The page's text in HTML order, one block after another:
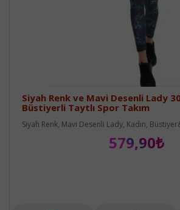
Siyah Renk ve Mavi Desenli Lady
Büstiyerli Taytlı Spor Takım
Siyah Renk, Mavi Desenli Lady, Kadın,
579,90₺